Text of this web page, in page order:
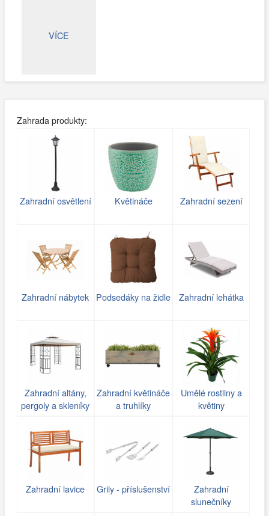
VÍCE
Zahrada produkty:
Zahradní osvětlení Květináče Zahradní sezení
Zahradní nábytek Podsedáky na židle Zahradní lehátka
Zahradní altány,
pergoly a skleníky
Zahradní květináče
a truhlíky
Umělé rostliny a
květiny
Zahradní lavice Grily - příslušenství
Zahradní
slunečníky